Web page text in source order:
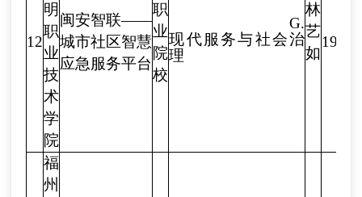
12
明
职
业
技
术
学
院
闽安智联——
城市社区智慧
应急服务平台
职
业
院
校
G.
现代服务与社会治
理
林
艺
如
福
州